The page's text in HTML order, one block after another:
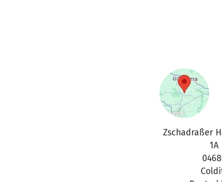
Zschadraßer
1A